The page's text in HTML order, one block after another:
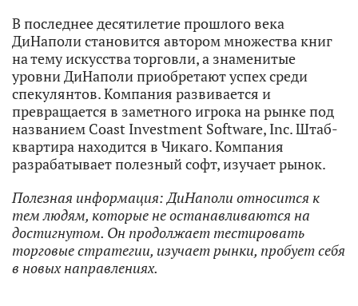
В последнее десятилетие прошлого века
ДиНаполи становится автором множества книг
на тему искусства торговли, а знаменитые
уровни ДиНаполи приобретают успех среди
спекулянтов. Компания развивается и
превращается в заметного игрока на рынке под
названием Coast Investment Software, Inc. Штаб-
квартира находится в Чикаго. Компания
разрабатывает полезный софт, изучает рынок.
Полезная информация: ДиНаполи относится к
тем людям, которые не останавливаются на
достигнутом. Он продолжает тестировать
торговые стратегии, изучает рынки, пробует себя
в новых направлениях.